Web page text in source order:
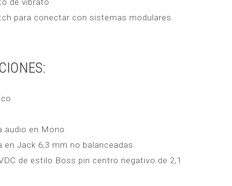
de vibrato
para conectar con sistemas modulares
audio en Mono
en Jack 6,3 mm no balanceadas
de estilo Boss pin centro negativo de 2,1